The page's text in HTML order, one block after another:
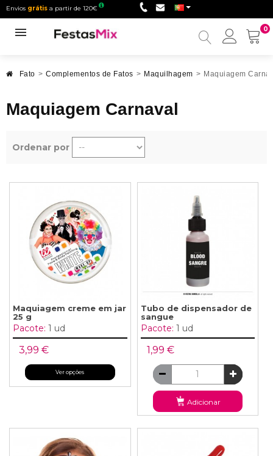
Envios grátis a partir de 120€
0
Minha
Fato > Complementos de Fatos > Maquilhagem > Maquiagem
Maquiagem Carnaval
Ordenar por
Maquiagem creme em jar
25 g
Pacote: 1 ud
3,99 €
Ver opções
Tubo de dispensador de
sangue
Pacote: 1 ud
1,99 €
Adicionar